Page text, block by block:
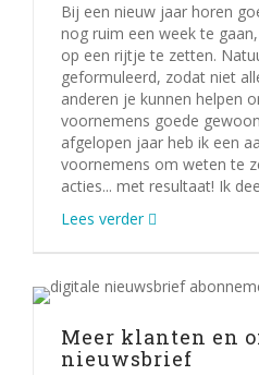
Bij een nieuw jaar horen
nog ruim een week te
op een rijtje te zetten.
geformuleerd, zodat niet
anderen je kunnen helpen
voornemens goede
afgelopen jaar heb ik een
voornemens om weten te
acties... met resultaat! Ik
Lees verder
Meer klanten en
nieuwsbrief